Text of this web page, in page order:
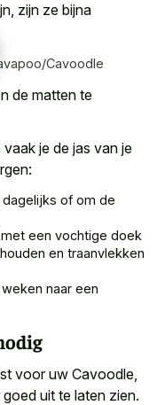
zijn ze bijna
Cavoodle
de matten te
je de jas van je
of om de
een vochtige doek
en traanvlekken
naar een
voor uw Cavoodle,
uit te laten zien.